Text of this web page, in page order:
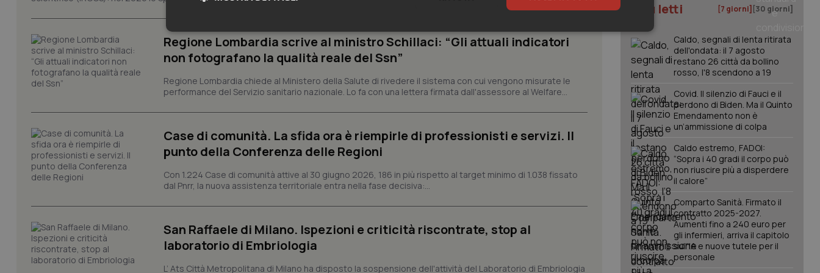
Regione Lombardia scrive al ministro Schillaci: “Gli attuali indicatori
non fotografano la qualità reale del Ssn”
Regione Lombardia chiede al Ministero della Salute di rivedere il sistema con cui vengono misurate le
performance del Servizio sanitario nazionale. Lo fa con una lettera firmata dall'assessore al Welfare...
Case di comunità. La sfida ora è riempirle di professionisti e servizi. Il
punto della Conferenza delle Regioni
Con 1.224 Case di comunità attive al 30 giugno 2026, 186 in più rispetto al target minimo di 1.038 fissato
dal Pnrr, la nuova assistenza territoriale entra nella fase decisiva:...
San Raffaele di Milano. Ispezioni e criticità riscontrate, stop al
laboratorio di Embriologia
L’ Ats Città Metropolitana di Milano ha disposto la sospensione dell'attività del Laboratorio di Embriologia
I più letti [7 giorni] [30 giorni]
Caldo, segnali di lenta ritirata
dell'ondata: il 7 agosto
restano 26 città da bollino
rosso, l'8 scendono a 19
Covid. Il silenzio di Fauci e il
perdono di Biden. Ma il Quinto
Emendamento non è
un’ammissione di colpa
Caldo estremo, FADOI:
“Sopra i 40 gradi il corpo può
non riuscire più a disperdere
il calore”
Comparto Sanità. Firmato il
contratto 2025-2027.
Aumenti fino a 240 euro per
gli infermieri, arriva il capitolo
sull'IA e nuove tutele per il
personale
Necessari Statistici Marketing
I cookie necessari contribuiscono a rendere fruibile il sito web abilitandone funzionalità di base quali la navigazione sulle pagine
e l'accesso alle aree protette del sito. Il sito web non è in grado di funzionare correttamente senza questi cookie.
Scadenza
VISITOR_PRIVACY_METADATA
YouTube
5 mesi 4
interazione con il sito. Registra i dati sul consenso
preferenze siano onorate nelle sessioni future.
CookieScriptConsent
CookieScript
sui cookie dei visitatori. È necessario che il banner